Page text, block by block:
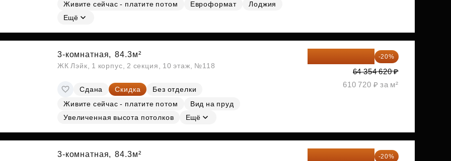
Живите сейчас - платите потом
Евроформат
Лоджия
Ещё
3-комнатная, 84.3м²
ЖК Лэйк, 1 корпус, 2 секция, 10 этаж, №118
Сдана Скидка
Без отделки
Живите сейчас - платите потом
Вид на пруд
Увеличенная высота потолков
Ещё
-20%
64 354 620 ₽
610 720 ₽ за м²
3-комнатная, 84.3м² -20%